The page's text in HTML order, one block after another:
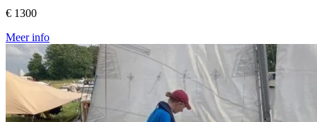
€ 1300
Meer info